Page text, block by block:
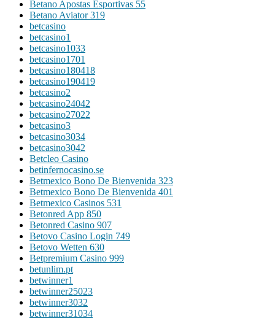
Betano Apostas Esportivas 55
Betano Aviator 319
betcasino
betcasino1
betcasino1033
betcasino1701
betcasino180418
betcasino190419
betcasino2
betcasino24042
betcasino27022
betcasino3
betcasino3034
betcasino3042
Betcleo Casino
betinfernocasino.se
Betmexico Bono De Bienvenida 323
Betmexico Bono De Bienvenida 401
Betmexico Casinos 531
Betonred App 850
Betonred Casino 907
Betovo Casino Login 749
Betovo Wetten 630
Betpremium Casino 999
betunlim.pt
betwinner1
betwinner25023
betwinner3032
betwinner31034